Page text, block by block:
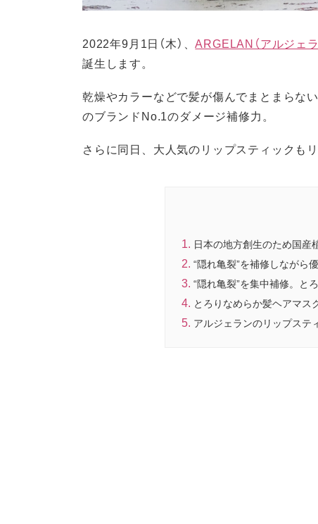
2022年9月1日（木）、ARGELAN（アルジェラ
誕生します。
乾燥やカラーなどで髪が傷んでまとまらな
のブランドNo.1のダメージ補修力。
さらに同日、大人気のリップスティックも
日本の地方創生のため国産
“隠れ亀裂”を補修しながら
“隠れ亀裂”を集中補修。と
とろりなめらか髪ヘアマス
アルジェランのリップステ